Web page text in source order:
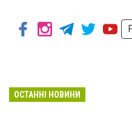
ОСТАННІ НОВИНИ